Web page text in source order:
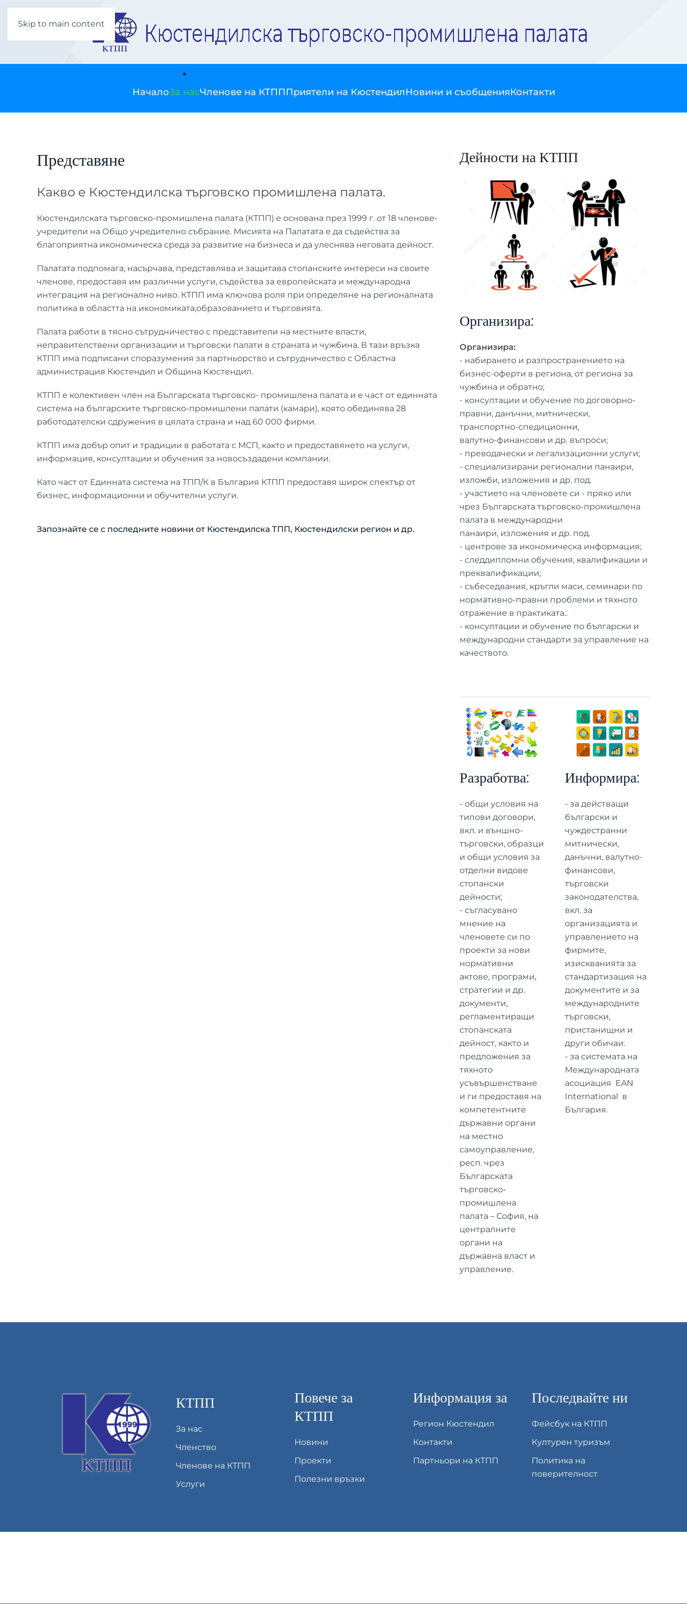
Skip to main content
НачалоЗа насЧленове на КТПППриятели на КюстендилНовини и съобщенияКонтакти
Представяне
Какво е Кюстендилска търговско промишлена палата.
Кюстендилската търговско-промишлена палата (КТПП) е основана през 1999 г. от 18 членове-
учредители на Общо учредително събрание. Мисията на Палатата е да съдейства за
благоприятна икономическа среда за развитие на бизнеса и да улеснява неговата дейност.
Палатата подпомага, насърчава, представлява и защитава стопанските интереси на своите
членове, предоставя им различни услуги, съдейства за европейската и международна
интеграция на регионално ниво. КТПП има ключова роля при определяне на регионалната
политика в областта на икономиката,образованието и търговията.
Палата работи в тясно сътрудничество с представители на местните власти,
неправителствени организации и търговски палати в страната и чужбина. В тази връзка
КТПП има подписани споразумения за партньорство и сътрудничество с Областна
администрация Кюстендил и Община Кюстендил.
КТПП е колективен член на Българската търговско- промишлена палата и е част от единната
система на българските търговско-промишлени палати (камари), която обединява 28
работодателски сдружения в цялата страна и над 60 000 фирми.
КТПП има добър опит и традиции в работата с МСП, както и предоставянето на услуги,
информация, консултации и обучения за новосъздадени компании.
Като част от Единната система на ТПП/К в България КТПП предоставя широк спектър от
бизнес, информационни и обучителни услуги.
Запознайте се с последните новини от Кюстендилска ТПП, Кюстендилски регион и др.
Дейности на КТПП
Организира:
Организира:
- набирането и разпространението на
бизнес-оферти в региона, от региона за
чужбина и обратно;
- консултации и обучение по договорно-
правни, данъчни, митнически,
транспортно-спедиционни,
валутно-финансови и др. въпроси;
- преводачески и легализационни услуги;
- специализирани регионални панаири,
изложби, изложения и др. под.
- участието на членовете си - пряко или
чрез Българската търговско-промишлена
палата в международни
панаири, изложения и др. под.
- центрове за икономическа информация;
- следдипломни обучения, квалификации и
преквалификации;
- събеседвания, кръгли маси, семинари по
нормативно-правни проблеми и тяхното
отражение в практиката..
- консултации и обучение по български и
международни стандарти за управление на
качеството.
Разработва:
- общи условия на
типови договори,
вкл. и външно-
търговски, образци
и общи условия за
отделни видове
стопански
дейности;
- съгласувано
мнение на
членовете си по
проекти за нови
нормативни
актове, програми,
стратегии и др.
документи,
регламентиращи
стопанската
дейност, както и
предложения за
тяхното
усъвършенстване
и ги предоставя на
компетентните
държавни органи
на местно
самоуправление,
респ. чрез
Българската
търговско-
промишлена
палата – София, на
централните
органи на
държавна власт и
управление.
Информира:
- за действащи
български и
чуждестранни
митнически,
данъчни, валутно-
финансови,
търговски
законодателства,
вкл. за
организацията и
управлението на
фирмите,
изискванията за
стандартизация на
документите и за
международните
търговски,
пристанищни и
други обичаи.
- за системата на
Международната
асоциация EAN
International в
България.
КТПП
За нас
Членство
Членове на КТПП
Услуги
Повече за
КТПП
Новини
Проекти
Полезни връзки
Информация за
Регион Кюстендил
Контакти
Партньори на КТПП
Последвайте ни
Фейсбук на КТПП
Културен туризъм
Политика на
поверителност